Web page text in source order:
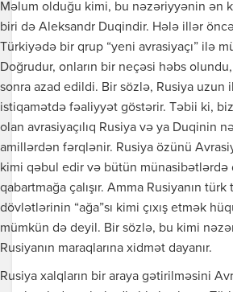
Məlum olduğu kimi, bu nəzəriyyənin ən
biri də Aleksandr Duqindir. Hələ illər
Türkiyədə bir qrup “yeni avrasiyaçı” ilə
Doğrudur, onların bir neçəsi həbs
sonra azad edildi. Bir sözlə, Rusiya uzun
istiqamətdə fəaliyyət göstərir. Təbii ki,
olan avrasiyaçılıq Rusiya və ya Duqinin
amillərdən fərqlənir. Rusiya özünü
kimi qəbul edir və bütün münasibətlərdə
qabartmağa çalışır. Amma Rusiyanın türk
dövlətlərinin “ağa”sı kimi çıxış etmək
mümkün də deyil. Bir sözlə, bu kimi
Rusiyanın maraqlarına xidmət dayanır.
Rusiya xalqların bir araya gətirilməsini